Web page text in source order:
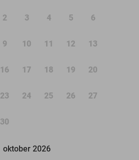
2 3 4 5 6
9 10 11 12 13
16 17 18 19 20
23 24 25 26 27
30
oktober 2026